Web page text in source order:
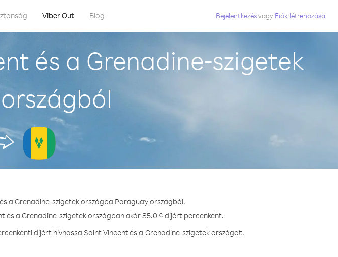
Viber Out Blog Bejelentkezésvagy Fiók létrehozása
és a Grenadine-szigetek
a Grenadine-szigetek országba Paraguay országból.
és a Grenadine-szigetek országban akár 35.0 ¢ díjért percenként.
díjért hívhassa Saint Vincent és a Grenadine-szigetek országot.